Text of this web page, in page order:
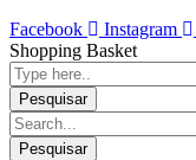
Facebook
Instagram
Shopping Basket